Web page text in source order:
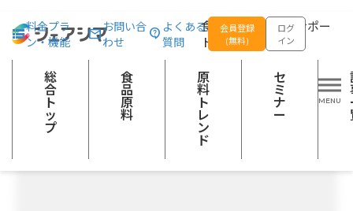
食品の企画開発をサポー
トする
料金プラ
ン・機能
お問い合
わせ
よくある
質問
会員登録
(無料)
ログ
イン
総
合
ト
ッ
プ
食
品
原
料
原
料
ト
レ
ン
ド
セ
ミ
ナ
ー
総合トップ 食品原料 うめ糖抽果汁
果実加工品 砂糖類
日持向上材（食品扱い）